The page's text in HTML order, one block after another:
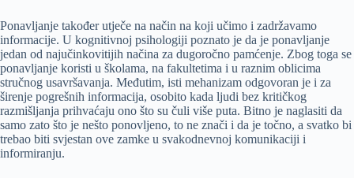
Ponavljanje također utječe na način na koji učimo i zadržavamo
informacije. U kognitivnoj psihologiji poznato je da je ponavljanje
jedan od najučinkovitijih načina za dugoročno pamćenje. Zbog toga se
ponavljanje koristi u školama, na fakultetima i u raznim oblicima
stručnog usavršavanja. Međutim, isti mehanizam odgovoran je i za
širenje pogrešnih informacija, osobito kada ljudi bez kritičkog
razmišljanja prihvaćaju ono što su čuli više puta. Bitno je naglasiti da
samo zato što je nešto ponovljeno, to ne znači i da je točno, a svatko bi
trebao biti svjestan ove zamke u svakodnevnoj komunikaciji i
informiranju.